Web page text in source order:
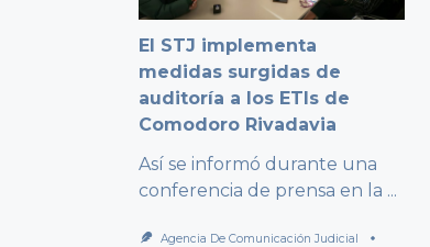
El STJ implementa
medidas surgidas de
auditoría a los ETIs de
Comodoro Rivadavia
Así se informó durante una
conferencia de prensa en la ...
Agencia De Comunicación Judicial